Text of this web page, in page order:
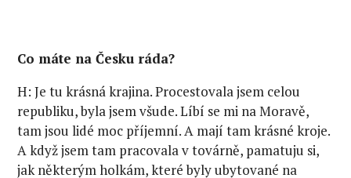
Co máte na Česku ráda?
H: Je tu krásná krajina. Procestovala jsem celou
republiku, byla jsem všude. Líbí se mi na Moravě,
tam jsou lidé moc příjemní. A mají tam krásné kroje.
A když jsem tam pracovala v továrně, pamatuju si,
jak některým holkám, které byly ubytované na